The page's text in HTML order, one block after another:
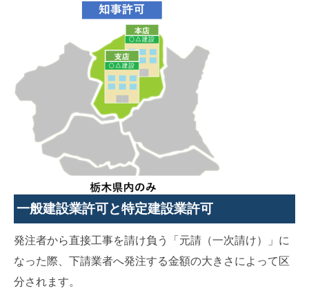
一般建設業許可と特定建設業許可
発注者から直接工事を請け負う「元請（一次請け）」に
なった際、下請業者へ発注する金額の大きさによって区
分されます。